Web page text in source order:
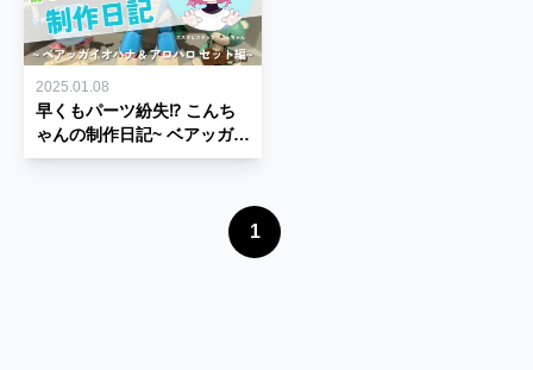
2025.01.08
早くもパーツ紛失⁉ こんち
ゃんの制作日記~ ベアッガイ
オハナ & アロハロ セット編
1